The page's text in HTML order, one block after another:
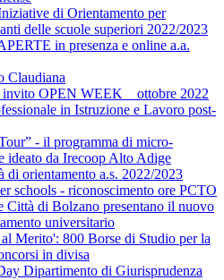
di Orientamento per
delle scuole superiori 2022/2023
in presenza e online a.a.
Claudiana
invito OPEN WEEK _ ottobre 2022
in Istruzione e Lavoro post-
- il programma di micro-
ideato da Irecoop Alto Adige
di orientamento a.s. 2022/2023
schools - riconoscimento ore PCTO
di Bolzano presentano il nuovo
universitario
Merito': 800 Borse di Studio per la
in divisa
Dipartimento di Giurisprudenza